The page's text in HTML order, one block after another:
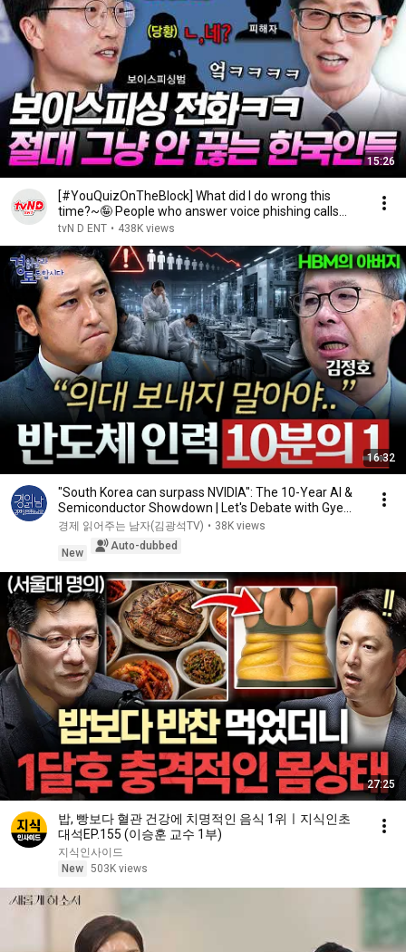
15:26
[#YouQuizOnTheBlock] What did I do wrong this
time?~🤪 People who answer voice phishing calls
and ...
tvN D ENT • 438K views
16:32
"South Korea can surpass NVIDIA": The 10-Year AI &
Semiconductor Showdown | Let's Debate with Gye...
경제 읽어주는 남자(김광석TV) • 38K views
New
Auto-dubbed
27:25
밥, 빵보다 혈관 건강에 치명적인 음식 1위ㅣ지식인초
대석EP.155 (이승훈 교수 1부)
지식인사이드
New 503K views